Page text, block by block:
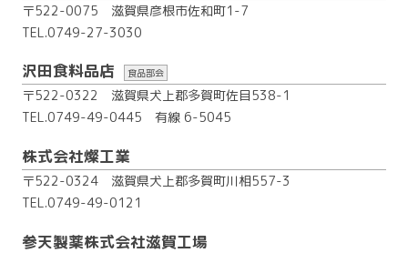
〒522-0075 滋賀県彦根市佐和町1-7
TEL.0749-27-3030
沢田食料品店 食品部会
〒522-0322 滋賀県犬上郡多賀町佐目538-1
TEL.0749-49-0445
有線 6-5045
株式会社燦工業
〒522-0324 滋賀県犬上郡多賀町川相557-3
TEL.0749-49-0121
参天製薬株式会社滋賀工場